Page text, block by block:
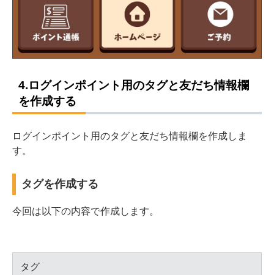
4.ログインポイント用のタグと友だち情報欄
を作成する
ログインポイント用のタグと友だち情報欄を作成しま
す。
タグを作成する
今回は以下の内容で作成します。
タグ